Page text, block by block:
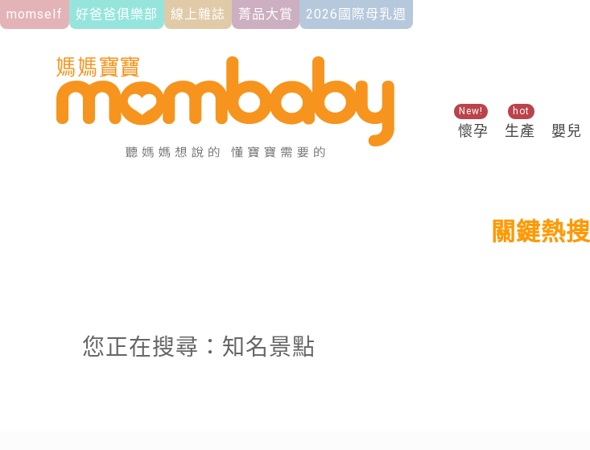
momself 好爸爸俱樂部 線上雜誌 菁品大賞 2026國際母乳週
懷孕
New!
生產
hot
嬰兒
關鍵熱搜
您正在搜尋：知名景點